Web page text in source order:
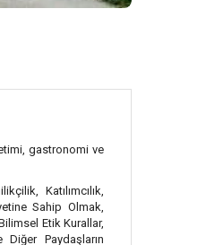
gastronomi ve
Katılımcılık,
Sahip Olmak,
Etik Kurallar,
Diğer Paydaşların